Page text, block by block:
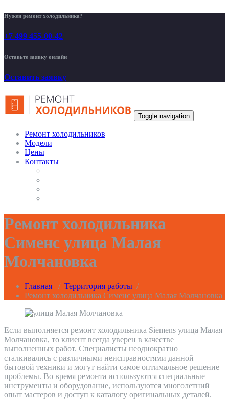
Нужен ремонт холодильника?
+7 499 455-00-42
Оставьте заявку онлайн
Оставить заявку
Toggle navigation
Ремонт холодильников
Модели
Цены
Контакты
Ремонт холодильника
Сименс улица Малая
Молчановка
Главная / Территория работы /
Ремонт холодильника Сименс улица Малая Молчановка
Если выполняется ремонт холодильника Siemens улица Малая
Молчановка, то клиент всегда уверен в качестве
выполненных работ. Специалисты неоднократно
сталкивались с различными неисправностями данной
бытовой техники и могут найти самое оптимальное решение
проблемы. Во время ремонта используются специальные
инструменты и оборудование, используются многолетний
опыт мастеров и доступ к каталогу оригинальных деталей.